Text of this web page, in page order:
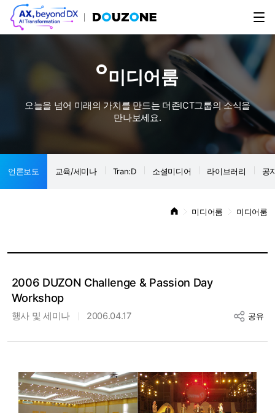
미디어룸
오늘을 넘어 미래의 가치를 만드는 더존ICT그룹의 소식을
만나보세요.
언론보도 교육/세미나 Tran:D 소셜미디어 라이브러리 공
미디어룸 미디어룸
2006 DUZON Challenge & Passion Day
Workshop
행사 및 세미나 2006.04.17 공유